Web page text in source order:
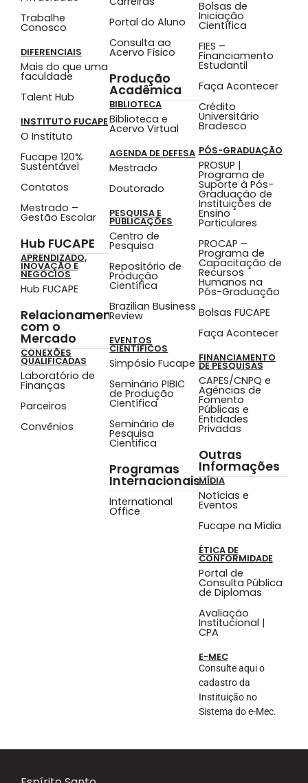
Trabalhe
Conosco
DIFERENCIAIS
Mais do que uma
faculdade
Talent Hub
INSTITUTO FUCAPE
O Instituto
Fucape 120%
Sustentável
Contatos
Mestrado –
Gestão Escolar
Hub FUCAPE
APRENDIZADO,
INOVAÇÃO E
NEGÓCIOS
Hub FUCAPE
Relacionamento
com o
Mercado
CONEXÕES
QUALIFICADAS
Laboratório de
Finanças
Parceiros
Convênios
Portal do Aluno
Consulta ao
Acervo Físico
Produção
Acadêmica
BIBLIOTECA
Biblioteca e
Acervo Virtual
AGENDA DE DEFESA
Mestrado
Doutorado
PESQUISA E
PUBLICAÇÕES
Centro de
Pesquisa
Repositório de
Produção
Científica
Brazilian Business
Review
EVENTOS
CIENTÍFICOS
Simpósio Fucape
Seminário PIBIC
de Produção
Científica
Seminário de
Pesquisa
Cientifica
Programas
Internacionais
International
Office
Bolsas de
Iniciação
Científica
FIES –
Financiamento
Estudantil
Faça Acontecer
Crédito
Universitário
Bradesco
PÓS-GRADUAÇÃO
PROSUP |
Programa de
Suporte à Pós-
Graduação de
Instituições de
Ensino
Particulares
PROCAP –
Programa de
Capacitação de
Recursos
Humanos na
Pós-Graduação
Bolsas FUCAPE
Faça Acontecer
FINANCIAMENTO
DE PESQUISAS
CAPES/CNPQ e
Agências de
Fomento
Públicas e
Entidades
Privadas
Outras
Informações
MÍDIA
Notícias e
Eventos
Fucape na Mídia
ÉTICA DE
CONFORMIDADE
Portal de
Consulta Pública
de Diplomas
Avaliação
Institucional |
CPA
E-MEC
Consulte aqui o
cadastro da
Instituição no
Sistema do e-Mec.